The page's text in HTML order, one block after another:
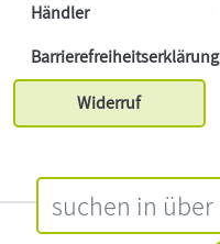
Händler
Barrierefreiheitserklärung
Widerruf